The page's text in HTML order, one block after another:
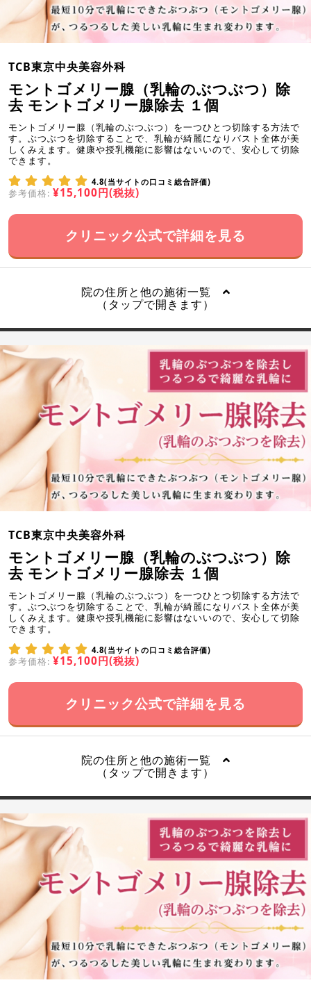
TCB東京中央美容外科
モントゴメリー腺（乳輪のぶつぶつ）除
去 モントゴメリー腺除去 １個
モントゴメリー腺（乳輪のぶつぶつ）を一つひとつ切除する方法で
す。ぶつぶつを切除することで、乳輪が綺麗になりバスト全体が美
しくみえます。健康や授乳機能に影響はないいので、安心して切除
できます。
4.8(当サイトの口コミ総合評価)
参考価格: ¥15,100円(税抜)
クリニック公式で詳細を見る
院の住所と他の施術一覧
（タップで開きます）
TCB東京中央美容外科
モントゴメリー腺（乳輪のぶつぶつ）除
去 モントゴメリー腺除去 １個
モントゴメリー腺（乳輪のぶつぶつ）を一つひとつ切除する方法で
す。ぶつぶつを切除することで、乳輪が綺麗になりバスト全体が美
しくみえます。健康や授乳機能に影響はないいので、安心して切除
できます。
4.8(当サイトの口コミ総合評価)
参考価格: ¥15,100円(税抜)
クリニック公式で詳細を見る
院の住所と他の施術一覧
（タップで開きます）